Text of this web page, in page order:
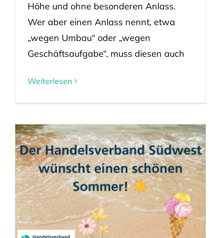
Höhe und ohne besonderen Anlass.
Wer aber einen Anlass nennt, etwa
„wegen Umbau“ oder „wegen
Geschäftsaufgabe“, muss diesen auch
Weiterlesen